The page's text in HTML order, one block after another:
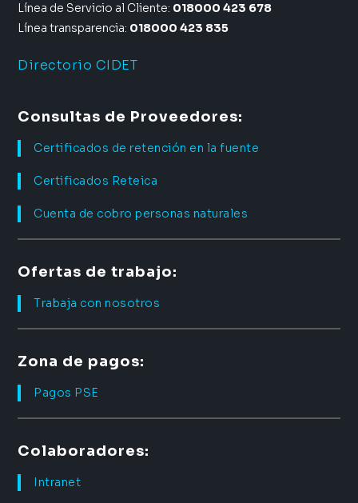
Línea de Servicio al Cliente: 018000 423 678
Línea transparencia: 018000 423 835
Directorio CIDET
Consultas de Proveedores:
Certificados de retención en la fuente
Certificados Reteica
Cuenta de cobro personas naturales
Ofertas de trabajo:
Trabaja con nosotros
Zona de pagos:
Pagos PSE
Colaboradores:
Intranet